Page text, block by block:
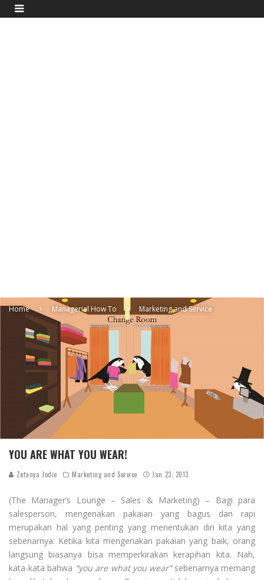
Home Managerial How To Marketing and Service
YOU ARE WHAT YOU WEAR!
Zefanya Jodie Marketing and Service Jan 23, 2013
(The Manager’s Lounge – Sales & Marketing) – Bagi para
salesperson, mengenakan pakaian yang bagus dan rapi
merupakan hal yang penting yang menentukan diri kita yang
sebenarnya. Ketika kita mengenakan pakaian yang baik, orang
langsung biasanya bisa memperkirakan kerapihan kita. Nah,
kata-kata bahwa “you are what you wear”sebenarnya memang